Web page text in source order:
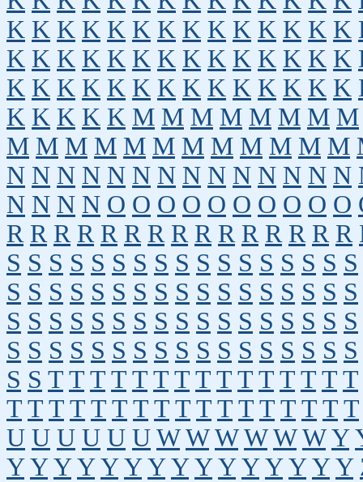
K K K K K K K K K K K K K K
K K K K K K K K K K K K K K
K K K K K K K K K K K K K K
K K K K K M M M M M M M M
M M M M M M M M M M M M
N N N N N N N N N N N N N N
N N N N O O O O O O O O O O
R R R R R R R R R R R R R R R
S S S S S S S S S S S S S S S S S
S S S S S S S S S S S S S S S S S
S S S S S S S S S S S S S S S S S
S S S S S S S S S S S S S S S S S
S S T T T T T T T T T T T T T T T
T T T T T T T T T T T T T T T T T
U U U U U U W W W W W W Y
Y Y Y Y Y Y Y Y Y Y Y Y Y Y Y